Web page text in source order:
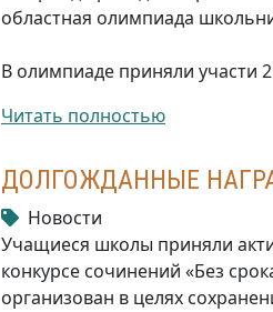
областная олимпиада
В олимпиаде приняли участи
Читать полностью
ДОЛГОЖДАННЫЕ
Новости
Учащиеся школы приняли
конкурсе сочинений «Без
организован в целях